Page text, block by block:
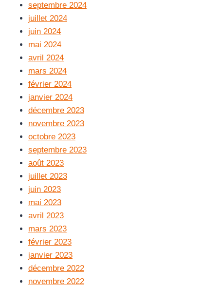
septembre 2024
juillet 2024
juin 2024
mai 2024
avril 2024
mars 2024
février 2024
janvier 2024
décembre 2023
novembre 2023
octobre 2023
septembre 2023
août 2023
juillet 2023
juin 2023
mai 2023
avril 2023
mars 2023
février 2023
janvier 2023
décembre 2022
novembre 2022